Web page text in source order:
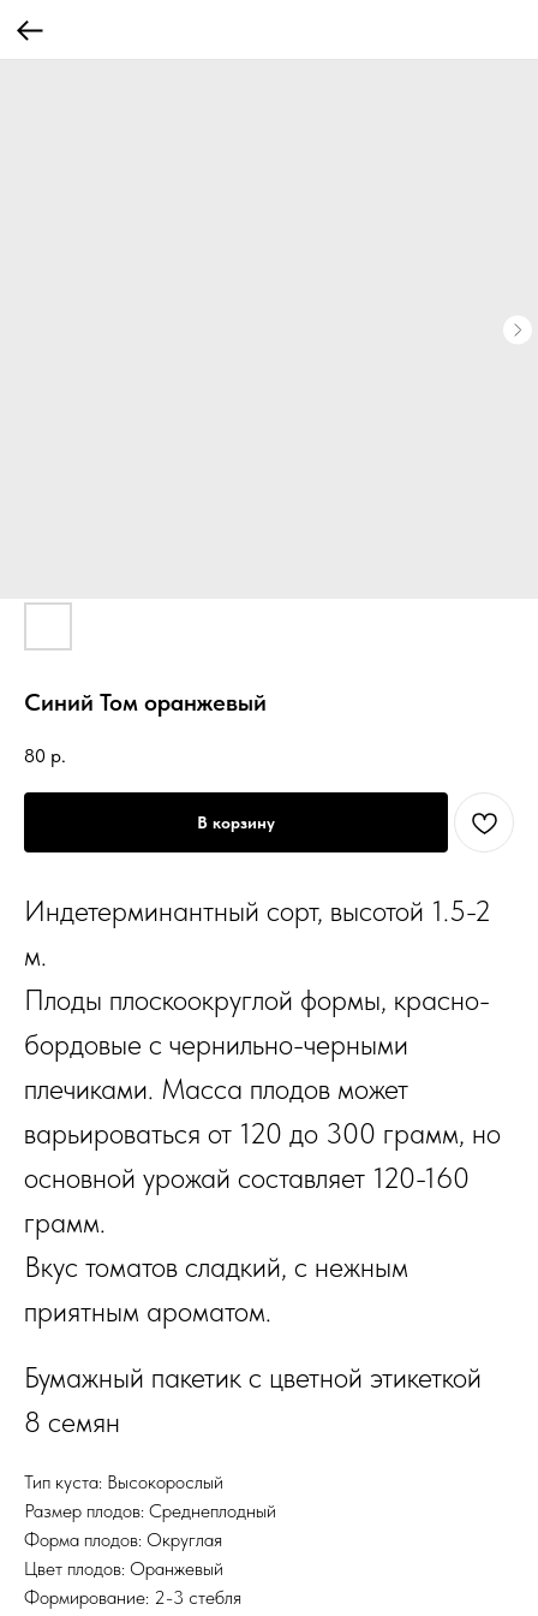
Синий Том оранжевый
80 р.
В корзину
Индетерминантный сорт, высотой 1.5-2
м.
Плоды плоскоокруглой формы, красно-
бордовые с чернильно-черными
плечиками. Масса плодов может
варьироваться от 120 до 300 грамм, но
основной урожай составляет 120-160
грамм.
Вкус томатов сладкий, с нежным
приятным ароматом.
Бумажный пакетик с цветной этикеткой
8 семян
Тип куста: Высокорослый
Размер плодов: Среднеплодный
Форма плодов: Округлая
Цвет плодов: Оранжевый
Формирование: 2-3 стебля